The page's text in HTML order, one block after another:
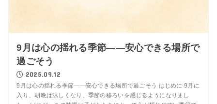
9月は心の揺れる季節――安心できる場所で
過ごそう
2025.09.12
9月は心の揺れる季節――安心できる場所で過ごそう はじめに 9月に
入り、朝晩は涼しくなり、季節の移ろいを感じるようになりまし